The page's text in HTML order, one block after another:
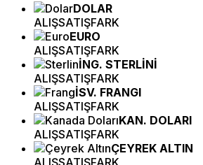
DOLAR
ALIŞSATIŞFARK
EURO
ALIŞSATIŞFARK
İNG. STERLİNİ
ALIŞSATIŞFARK
İSV. FRANGI
ALIŞSATIŞFARK
KAN. DOLARI
ALIŞSATIŞFARK
ÇEYREK ALTIN
ALIŞSATIŞFARK